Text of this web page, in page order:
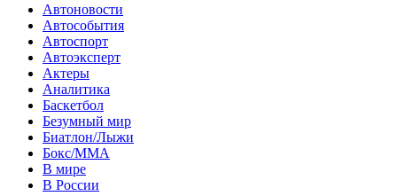
Автоновости
Автособытия
Автоспорт
Автоэксперт
Актеры
Аналитика
Баскетбол
Безумный мир
Биатлон/Лыжи
Бокс/MMA
В мире
В России